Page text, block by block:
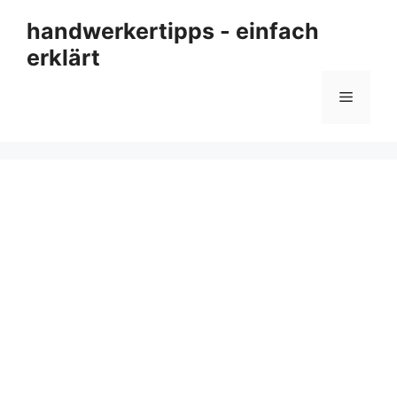
Inhalt
springen
handwerkertipps - einfach
erklärt
Menü